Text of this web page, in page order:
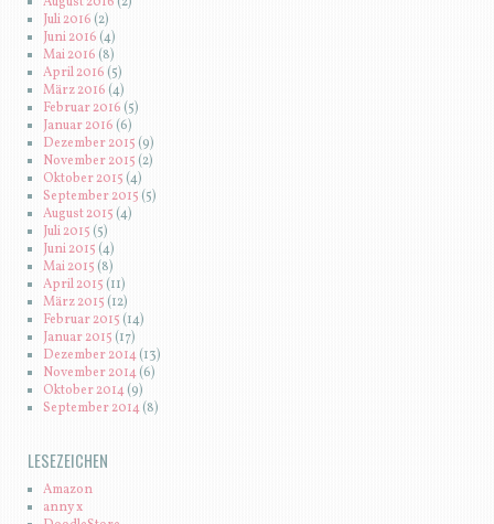
Juli 2016 (2)
Juni 2016 (4)
Mai 2016 (8)
April 2016 (5)
März 2016 (4)
Februar 2016(5)
Januar 2016 (6)
Dezember 2015 (9)
November 2015 (2)
Oktober 2015 (4)
September 2015 (5)
August 2015 (4)
Juli 2015 (5)
Juni 2015 (4)
Mai 2015(8)
April 2015 (11)
März 2015(12)
Februar 2015 (14)
Januar 2015 (17)
Dezember 2014(13)
November 2014(6)
Oktober 2014(9)
September 2014(8)
LESEZEICHEN
Amazon
anny x